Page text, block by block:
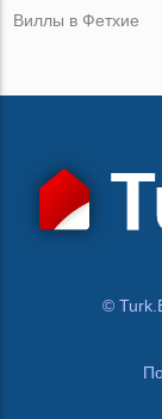
Виллы в Фетхие
©